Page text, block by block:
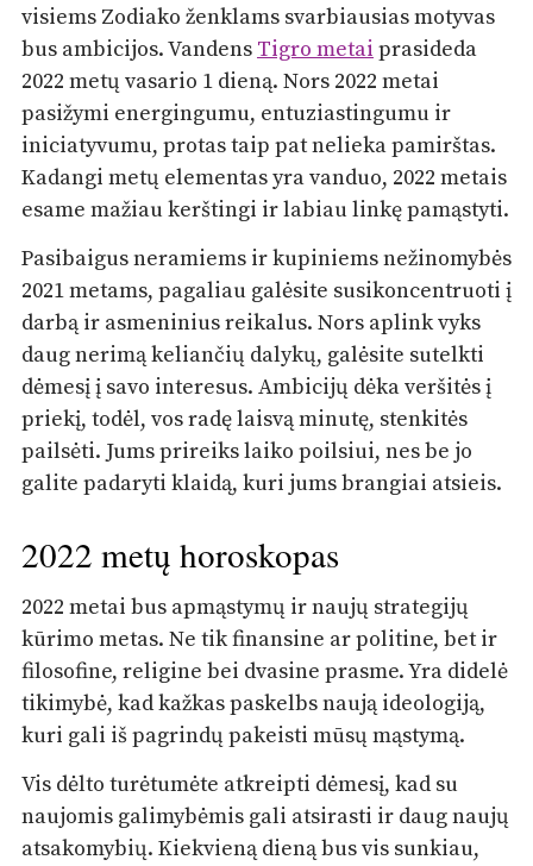
visiems Zodiako ženklams svarbiausias motyvas
bus ambicijos. Vandens Tigro metai prasideda
2022 metų vasario 1 dieną. Nors 2022 metai
pasižymi energingumu, entuziastingumu ir
iniciatyvumu, protas taip pat nelieka pamirštas.
Kadangi metų elementas yra vanduo, 2022 metais
esame mažiau kerštingi ir labiau linkę pamąstyti.
Pasibaigus neramiems ir kupiniems nežinomybės
2021 metams, pagaliau galėsite susikoncentruoti į
darbą ir asmeninius reikalus. Nors aplink vyks
daug nerimą keliančių dalykų, galėsite sutelkti
dėmesį į savo interesus. Ambicijų dėka veršitės į
priekį, todėl, vos radę laisvą minutę, stenkitės
pailsėti. Jums prireiks laiko poilsiui, nes be jo
galite padaryti klaidą, kuri jums brangiai atsieis.
2022 metų horoskopas
2022 metai bus apmąstymų ir naujų strategijų
kūrimo metas. Ne tik finansine ar politine, bet ir
filosofine, religine bei dvasine prasme. Yra didelė
tikimybė, kad kažkas paskelbs naują ideologiją,
kuri gali iš pagrindų pakeisti mūsų mąstymą.
Vis dėlto turėtumėte atkreipti dėmesį, kad su
naujomis galimybėmis gali atsirasti ir daug naujų
atsakomybių. Kiekvieną dieną bus vis sunkiau,